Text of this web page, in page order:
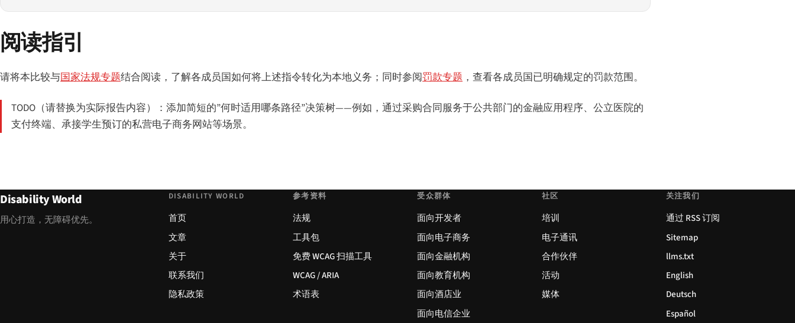
阅读指引
请将本比较与国家法规专题结合阅读，了解各成员国如何将上述指令转化为本地义务；同时参阅罚款专题 ，查看各成员国已明确规定的罚款范围。
TODO（请替换为实际报告内容）：添加简短的”何时适用哪条路径”决策树——例如，通过采购合同服务于公共部门的金融应用程序、公立医院的
支付终端、承接学生预订的私营电子商务网站等场景。
Disability World
用心打造，无障碍优先。
DISABILITY WORLD
首页
文章
关于
联系我们
隐私政策
参考资料
法规
工具包
免费 WCAG 扫描工具
WCAG / ARIA
术语表
受众群体
面向开发者
面向电子商务
面向金融机构
面向教育机构
面向酒店业
面向电信企业
社区
培训
电子通讯
合作伙伴
活动
媒体
关注我们
通过 RSS 订阅
Sitemap
llms.txt
English
Deutsch
Español